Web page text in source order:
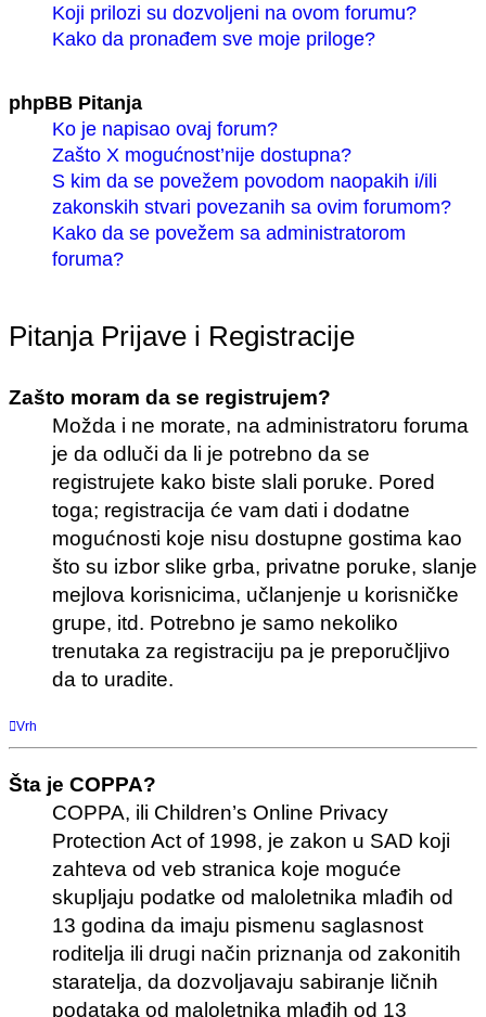
Koji prilozi su dozvoljeni na ovom forumu?
Kako da pronađem sve moje priloge?
phpBB Pitanja
Ko je napisao ovaj forum?
Zašto X mogućnost’nije dostupna?
S kim da se povežem povodom naopakih i/ili
zakonskih stvari povezanih sa ovim forumom?
Kako da se povežem sa administratorom
foruma?
Pitanja Prijave i Registracije
Zašto moram da se registrujem?
Možda i ne morate, na administratoru foruma
je da odluči da li je potrebno da se
registrujete kako biste slali poruke. Pored
toga; registracija će vam dati i dodatne
mogućnosti koje nisu dostupne gostima kao
što su izbor slike grba, privatne poruke, slanje
mejlova korisnicima, učlanjenje u korisničke
grupe, itd. Potrebno je samo nekoliko
trenutaka za registraciju pa je preporučljivo
da to uradite.
Vrh
Šta je COPPA?
COPPA, ili Children’s Online Privacy
Protection Act of 1998, je zakon u SAD koji
zahteva od veb stranica koje moguće
skupljaju podatke od maloletnika mlađih od
13 godina da imaju pismenu saglasnost
roditelja ili drugi način priznanja od zakonitih
staratelja, da dozvoljavaju sabiranje ličnih
podataka od maloletnika mlađih od 13